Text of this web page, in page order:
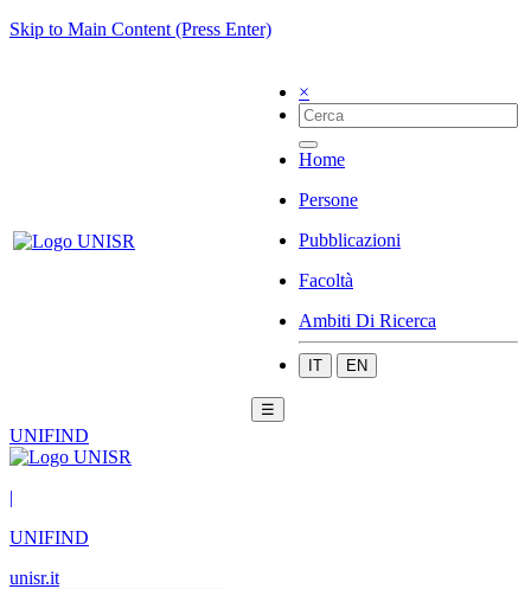
Skip to Main Content (Press Enter)
×
Home
Persone
Pubblicazioni
Facoltà
Ambiti Di Ricerca
IT EN
☰
UNIFIND
|
UNIFIND
unisr.it